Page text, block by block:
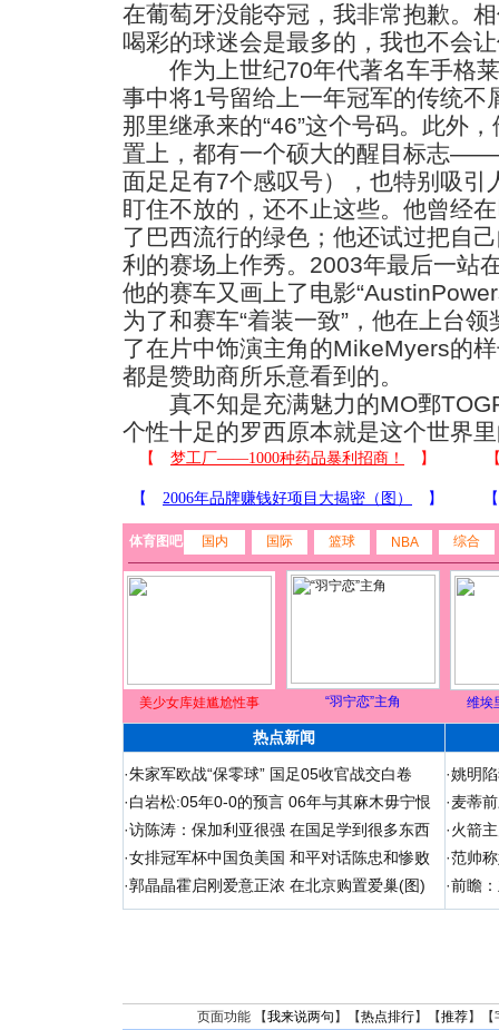
在葡萄牙没能夺冠，我非常抱歉。
喝彩的球迷会是最多的，我也不会
作为上世纪70年代著名车手格莱
事中将1号留给上一年冠军的传统不
那里继承来的“46”这个号码。此外
置上，都有一个硕大的醒目标志
面足足有7个感叹号），也特别吸引
盯住不放的，还不止这些。他曾经
了巴西流行的绿色；他还试过把自
利的赛场上作秀。2003年最后一站
他的赛车又画上了电影
为了和赛车“着装一致”，他在上台
了在片中饰演主角的MikeMyers的
都是赞助商所乐意看到的。
真不知是充满魅力的MO鄄
个性十足的罗西原本就是这个世界
体育图吧 国内 国际 篮球 NBA 综合
美少女库娃尴尬性事 “羽宁恋”主角 维埃
热点新闻
·朱家军欧战“保零球” 国足05收官战交白卷
·白岩松:05年0-0的预言 06年与其麻木毋宁恨
·访陈涛：保加利亚很强 在国足学到很多东西
·女排冠军杯中国负美国 和平对话陈忠和惨败
·郭晶晶霍启刚爱意正浓 在北京购置爱巢(图)
·姚明
·麦蒂
·火箭
·范帅
·前瞻
页面功能 【我来说两句 】【热点排行】【推荐】【